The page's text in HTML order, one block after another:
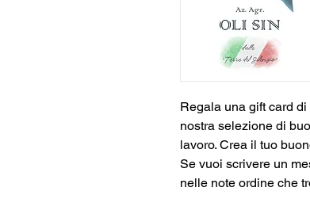
Regala una gift card
nostra selezione di
lavoro. Crea il tuo
Se vuoi scrivere un
nelle note ordine che